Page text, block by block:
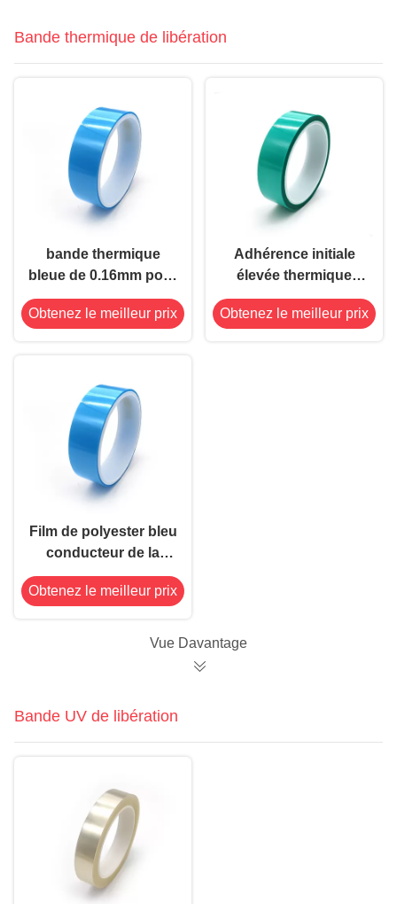
Bande thermique de libération
bande thermique
bleue de 0.16mm pour
le traitement de
composant
Obtenez le meilleur prix
Adhérence initiale
élevée thermique
enduite à simple face
du vert 3.0mil de
Obtenez le meilleur prix
Film de polyester bleu
conducteur de la
bande 0.16mm de
courant ascendant de
Obtenez le meilleur prix
Vue Davantage
Bande UV de libération